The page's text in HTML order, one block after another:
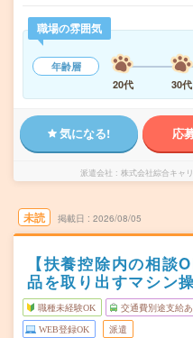
職場の雰囲気
年齢層
20代
30代
気になる! 応
派遣会社 株式会社綜合キャ
未読 掲載日 2026/08/05
【扶養控除内の相談
品を取り出すマシン
職種未経験OK 交通費別途支給あ
WEB登録OK 派遣